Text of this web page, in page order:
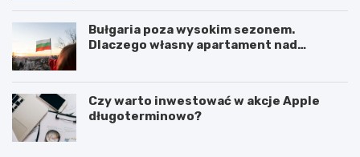
Bułgaria poza wysokim sezonem.
Dlaczego własny apartament nad
Czy warto inwestować w akcje Apple
długoterminowo?